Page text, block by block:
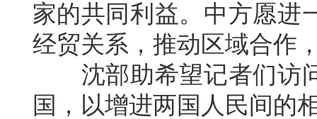
家的共同利益。中方愿进
经贸关系，推动区域合作
沈部助希望记者们访问
国，以增进两国人民间的